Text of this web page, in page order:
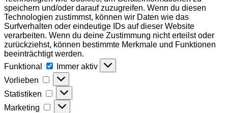
speichern und/oder darauf zuzugreifen. Wenn du diesen
Technologien zustimmst, können wir Daten wie das
Surfverhalten oder eindeutige IDs auf dieser Website
verarbeiten. Wenn du deine Zustimmung nicht erteilst oder
zurückziehst, können bestimmte Merkmale und Funktionen
beeinträchtigt werden.
Funktional
Funktional
Immer aktiv
Vorlieben
Vorlieben
Statistiken Statistiken
Marketing Marketing